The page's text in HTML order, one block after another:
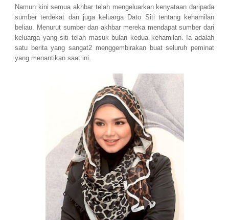
Namun kini semua akhbar telah mengeluarkan kenyataan daripada
sumber terdekat dan juga keluarga Dato Siti tentang kehamilan
beliau. Menurut sumber dan akhbar mereka mendapat sumber dari
keluarga yang siti telah masuk bulan kedua kehamilan. Ia adalah
satu berita yang sangat2 menggembirakan buat seluruh peminat
yang menantikan saat ini.